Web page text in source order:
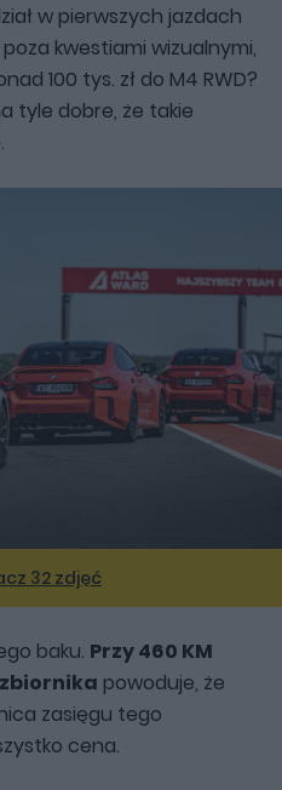
w pierwszych jazdach
kwestiami wizualnymi,
100 tys. zł do M4 RWD?
tyle dobre, że takie
32 zdjęć
baku. Przy 460 KM
powoduje, że
zasięgu tego
cena.